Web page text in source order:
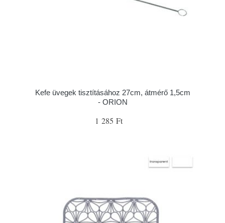
Kefe üvegek tisztításához 27cm, átmérő 1,5cm
- ORION
1 285 Ft